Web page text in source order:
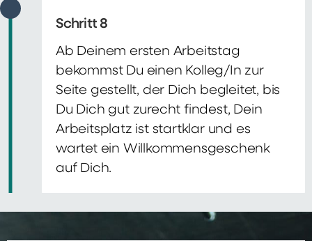
Schritt 8
Ab Deinem ersten Arbeitstag
bekommst Du einen Kolleg/In zur
Seite gestellt, der Dich begleitet, bis
Du Dich gut zurecht findest, Dein
Arbeitsplatz ist startklar und es
wartet ein Willkommensgeschenk
auf Dich.